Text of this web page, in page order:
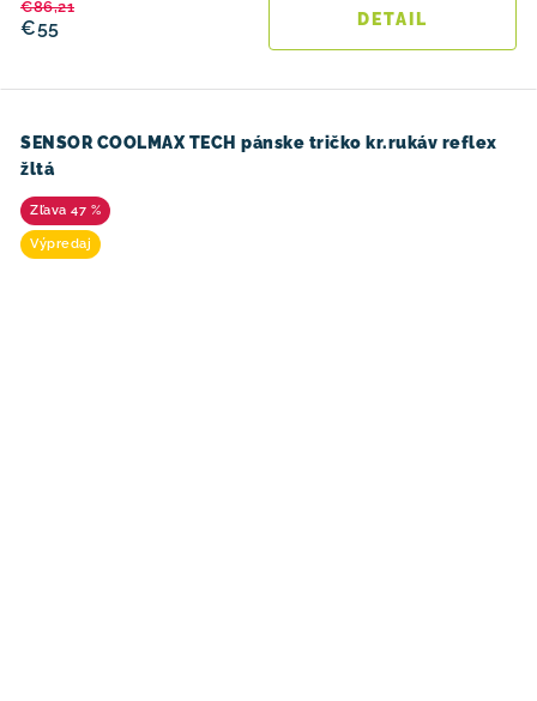
€55
€86,21
DETAIL
SENSOR COOLMAX TECH pánske tričko kr.rukáv reflex
žltá
47 %
Výpredaj